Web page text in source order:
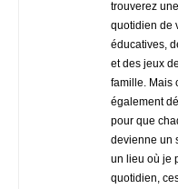
trouverez
quotidien de
éducatives,
et des jeux
famille. Mais
également
pour que
devienne un
un lieu où je
quotidien,